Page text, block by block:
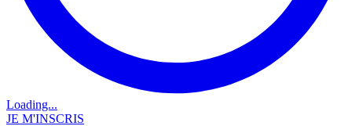
Loading...
JE M'INSCRIS